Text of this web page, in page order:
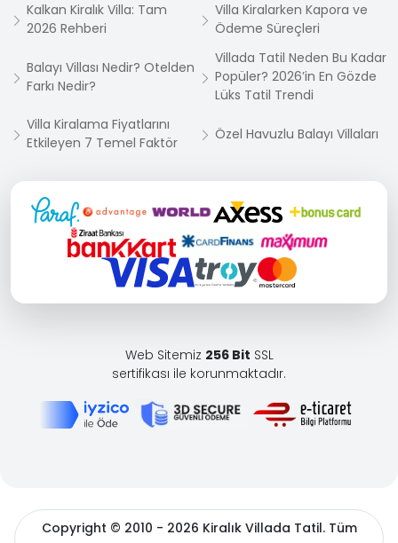
Kalkan Kiralık Villa: Tam
2026 Rehberi
Villa Kiralarken Kapora ve
Ödeme Süreçleri
Balayı Villası Nedir? Otelden
Farkı Nedir?
Villada Tatil Neden Bu Kadar
Popüler? 2026’in En Gözde
Lüks Tatil Trendi
Villa Kiralama Fiyatlarını
Etkileyen 7 Temel Faktör
Özel Havuzlu Balayı Villaları
Web Sitemiz 256 Bit SSL
sertifikası ile korunmaktadır.
Copyright © 2010 - 2026 Kiralık Villada Tatil. Tüm